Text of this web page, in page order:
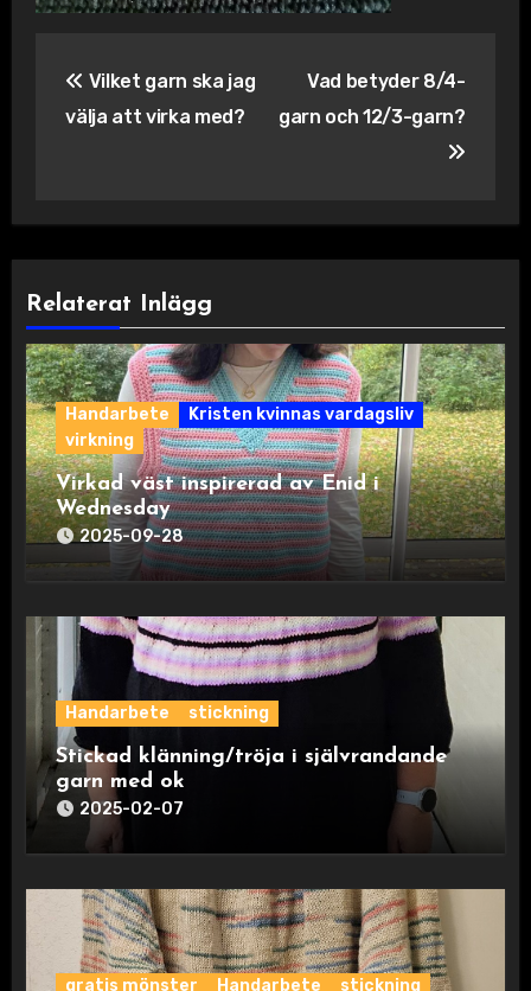
Vilket garn ska jag
välja att virka med?
Vad betyder 8/4-
garn och 12/3-garn?
Relaterat Inlägg
Handarbete
Kristen kvinnas vardagsliv
virkning
Virkad väst inspirerad av Enid i
Wednesday
2025-09-28
Handarbete stickning
Stickad klänning/tröja i självrandande
garn med ok
2025-02-07
gratis mönster Handarbete stickning